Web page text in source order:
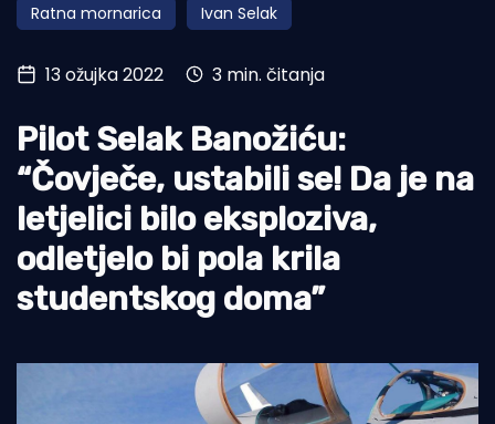
Turizam i nautika
Pomorstvo
Ribolov
Ekologija
Tradicija i kultura
Ratna mornarica Ivan Selak
13 ožujka 2022 3 min. čitanja
Pilot Selak Banožiću:
“Čovječe, ustabili se! Da je na
letjelici bilo eksploziva,
odletjelo bi pola krila
studentskog doma”